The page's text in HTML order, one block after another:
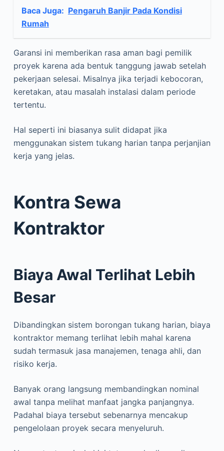
Baca Juga: Pengaruh Banjir Pada Kondisi
Rumah
Garansi ini memberikan rasa aman bagi pemilik
proyek karena ada bentuk tanggung jawab setelah
pekerjaan selesai. Misalnya jika terjadi kebocoran,
keretakan, atau masalah instalasi dalam periode
tertentu.
Hal seperti ini biasanya sulit didapat jika
menggunakan sistem tukang harian tanpa perjanjian
kerja yang jelas.
Kontra Sewa
Kontraktor
Biaya Awal Terlihat Lebih
Besar
Dibandingkan sistem borongan tukang harian, biaya
kontraktor memang terlihat lebih mahal karena
sudah termasuk jasa manajemen, tenaga ahli, dan
risiko kerja.
Banyak orang langsung membandingkan nominal
awal tanpa melihat manfaat jangka panjangnya.
Padahal biaya tersebut sebenarnya mencakup
pengelolaan proyek secara menyeluruh.